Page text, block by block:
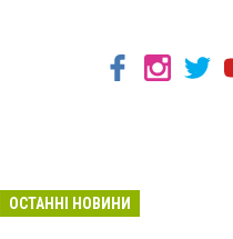
ОСТАННІ НОВИНИ